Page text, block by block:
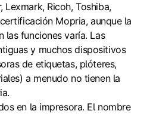
Lexmark, Ricoh, Toshiba,
Mopria, aunque la
las funciones varía. Las
y muchos dispositivos
de etiquetas, plóteres,
a menudo no tienen la
en la impresora. El nombre